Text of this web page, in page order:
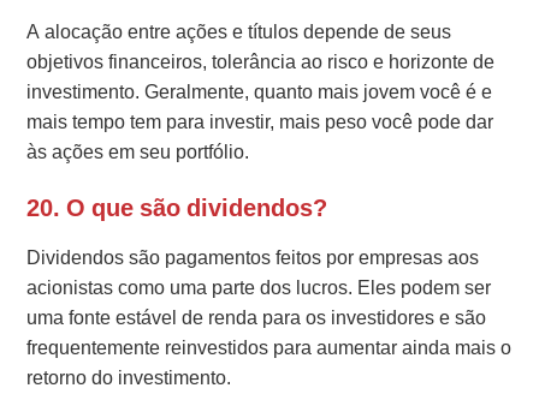
A alocação entre ações e títulos depende de seus
objetivos financeiros, tolerância ao risco e horizonte de
investimento. Geralmente, quanto mais jovem você é e
mais tempo tem para investir, mais peso você pode dar
às ações em seu portfólio.
20. O que são dividendos?
Dividendos são pagamentos feitos por empresas aos
acionistas como uma parte dos lucros. Eles podem ser
uma fonte estável de renda para os investidores e são
frequentemente reinvestidos para aumentar ainda mais o
retorno do investimento.